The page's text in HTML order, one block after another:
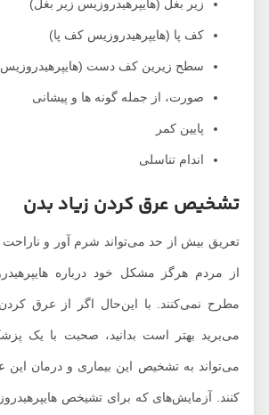
زیر بغل (هایپرهیدروزیس زیر بغل)
کف پا (هایپرهیدروزیس کف پا)
سطح زیرین کف دست (هایپرهیدروزیس
صورت، از جمله گونه ها و پیشانی
پایین کمر
اندام تناسلی
تشخیص عرق کردن زیاد بدن
تعریق بیش از حد می‌تواند شرم آور و ناراحت
از مردم هرگز مشکل خود درباره
مطرح نمی‌کنند. با این‌حال اگر از عرق کردن
می‌برید بهتر است بدانید، صحبت با یک
می‌تواند به تشخیص این بیماری و درمان این
کنند. آزمایش‌های که برای تشیخص